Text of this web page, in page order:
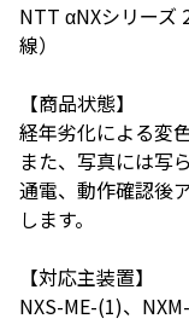
NTT αNXシリーズ
線）
【商品状態】
経年劣化による変
また、写真には写
通電、動作確認後
します。
【対応主装置】
NXS-ME-(1)、